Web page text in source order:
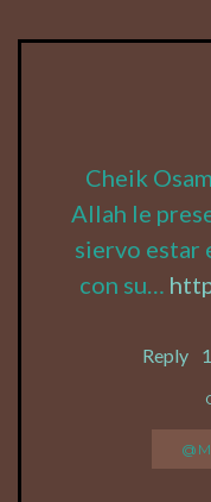
Cheik
Allah le
siervo estar
con su…
Reply 1